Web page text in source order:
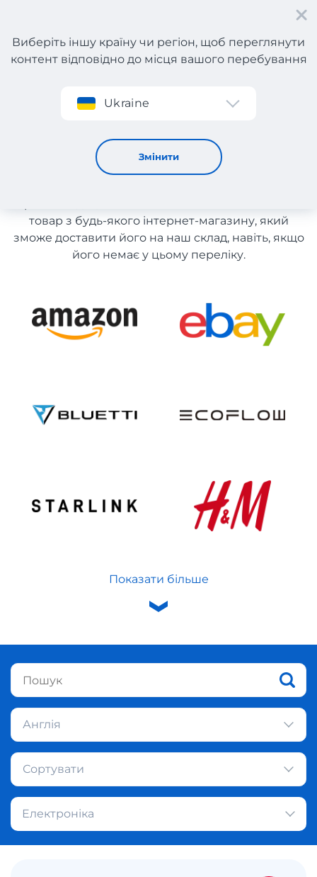
Реєстрація
Виберіть іншу країну чи регіон, щоб переглянути
контент відповідно до місця вашого перебування
Ukraine
Змінити
Електроніка з Англії
Електроніка з Англії
товар з будь-якого інтернет-магазину, який
зможе доставити його на наш склад, навіть, якщо
його немає у цьому переліку.
Показати більше
Англія
Сортувати
Електроніка